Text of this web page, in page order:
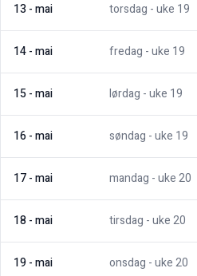
13 -mai torsdag - uke 19
14-mai fredag - uke 19
15-mai lørdag - uke 19
16-mai søndag - uke 19
17-mai mandag - uke20
18-mai tirsdag - uke20
19-mai onsdag - uke20